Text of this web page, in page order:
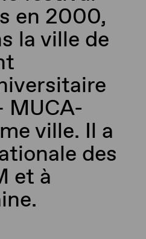
en 2000,
la ville de
MUCA-
ville. Il a
des
et à